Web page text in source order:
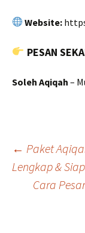
Website:
PESAN
Soleh Aqiqah –
Post
← Paket
Lengkap &
Cara